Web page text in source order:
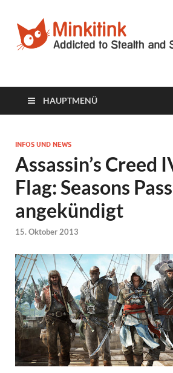
Minkitink
HAUPTMENÜ
INFOS UND NEWS
Assassin’s Creed
Flag: Seasons Pass
angekündigt
15. Oktober 2013